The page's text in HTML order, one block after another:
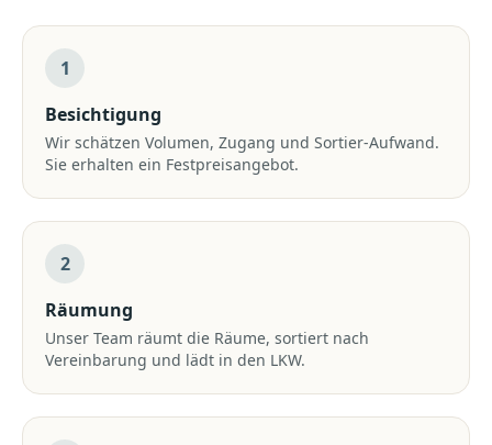
1
Besichtigung
Wir schätzen Volumen, Zugang und Sortier-Aufwand.
Sie erhalten ein Festpreisangebot.
2
Räumung
Unser Team räumt die Räume, sortiert nach
Vereinbarung und lädt in den LKW.